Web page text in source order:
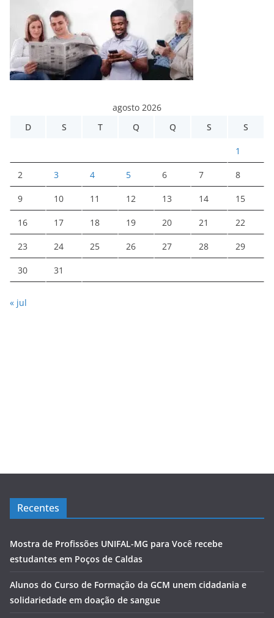
agosto 2026
D
S T Q Q S S
1
2 3 4 5 6 7 8
9 10 11 12 13 14 15
16 17 18 19 20 21 22
23 24 25 26 27 28 29
30 31
« jul
Recentes
Mostra de Profissões UNIFAL-MG para Você recebe
estudantes em Poços de Caldas
Alunos do Curso de Formação da GCM unem cidadania e
solidariedade em doação de sangue